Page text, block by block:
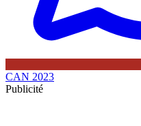
CAN 2023
Publicité